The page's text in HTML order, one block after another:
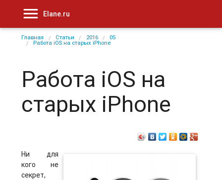
Elane.ru
Главная Статьи 2016 05
Работа iOS на старых iPhone
Работа iOS на
старых iPhone
Ни для
кого не
секрет,